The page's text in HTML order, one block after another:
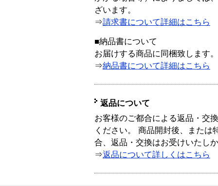
ざいます。
⇒請求書について詳細はこちら
■納品書について
お届けする商品に同梱致します。
⇒納品書について詳細はこちら
返品について
お客様のご都合による返品・交
ください。 商品開封後、または
合、返品・交換はお受けいたし
⇒返品について詳しくはこちら